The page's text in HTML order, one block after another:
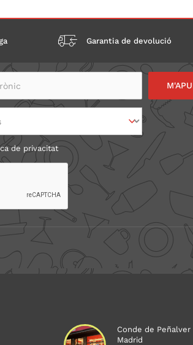
Garantia de devolució
de privacitat
Conde de Peñalver
Madrid